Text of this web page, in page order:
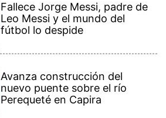
Fallece Jorge Messi, padre de
Leo Messi y el mundo del
fútbol lo despide
Avanza construcción del
nuevo puente sobre el río
Perequeté en Capira